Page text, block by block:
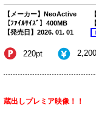
【メーカー】NeoActive
【ﾌｧｲﾙｻｲｽﾞ】400MB
【発売日】2026. 01. 01
220pt
蔵出しプレミア映像！！